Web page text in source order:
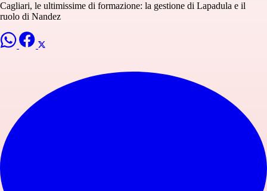
Cagliari, le ultimissime di formazione: la gestione di Lapadula e il
ruolo di Nandez